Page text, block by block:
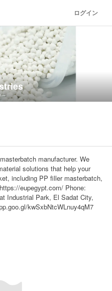
ログイン
ー
manufacturer. We
solutions that help your
including PP filler masterbatch,
eupegypt.com/ Phone:
Industrial Park, El Sadat City,
kwSxbNtcWLnuy4qM7